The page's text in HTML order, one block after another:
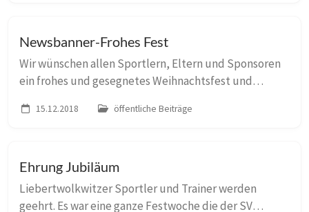
Newsbanner-Frohes Fest
Wir wünschen allen Sportlern, Eltern und Sponsoren
ein frohes und gesegnetes Weihnachtsfest und
15.12.2018 öffentliche Beiträge
Ehrung Jubiläum
Liebertwolkwitzer Sportler und Trainer werden
geehrt. Es war eine ganze Festwoche die der SV